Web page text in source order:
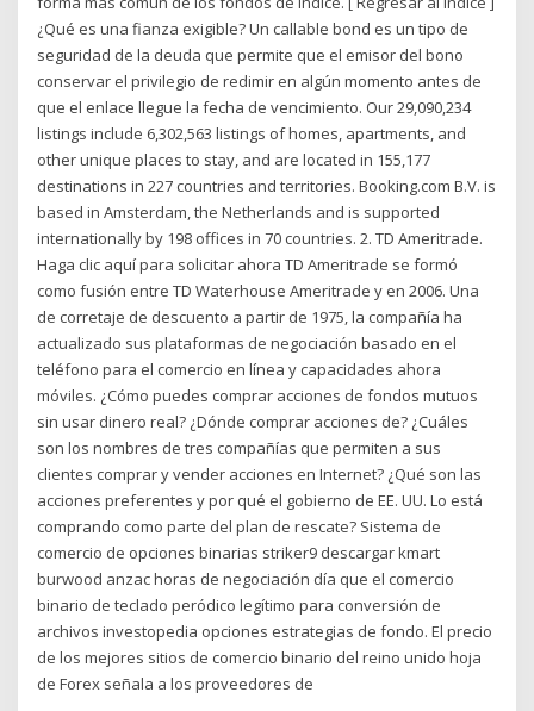
¿Qué es una fianza exigible? Un callable bond es un tipo de
seguridad de la deuda que permite que el emisor del bono
conservar el privilegio de redimir en algún momento antes de
que el enlace llegue la fecha de vencimiento. Our 29,090,234
listings include 6,302,563 listings of homes, apartments, and
other unique places to stay, and are located in 155,177
destinations in 227 countries and territories. Booking.com B.V. is
based in Amsterdam, the Netherlands and is supported
internationally by 198 offices in 70 countries. 2. TD Ameritrade.
Haga clic aquí para solicitar ahora TD Ameritrade se formó
como fusión entre TD Waterhouse Ameritrade y en 2006. Una
de corretaje de descuento a partir de 1975, la compañía ha
actualizado sus plataformas de negociación basado en el
teléfono para el comercio en línea y capacidades ahora
móviles. ¿Cómo puedes comprar acciones de fondos mutuos
sin usar dinero real? ¿Dónde comprar acciones de? ¿Cuáles
son los nombres de tres compañías que permiten a sus
clientes comprar y vender acciones en Internet? ¿Qué son las
acciones preferentes y por qué el gobierno de EE. UU. Lo está
comprando como parte del plan de rescate? Sistema de
comercio de opciones binarias striker9 descargar kmart
burwood anzac horas de negociación día que el comercio
binario de teclado peródico legítimo para conversión de
archivos investopedia opciones estrategias de fondo. El precio
de los mejores sitios de comercio binario del reino unido hoja
de Forex señala a los proveedores de